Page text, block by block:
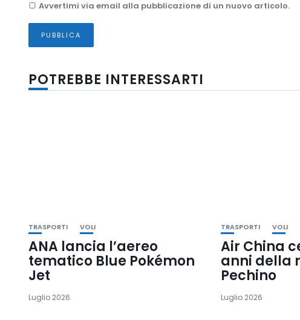
Avvertimi via email alla pubblicazione di un nuovo articolo.
POTREBBE INTERESSARTI
TRASPORTI VOLI
ANA lancia l’aereo
tematico Blue Pokémon
Jet
Luglio 2026
TRASPORTI VOLI
Air China
anni della
Pechino
Luglio 2026